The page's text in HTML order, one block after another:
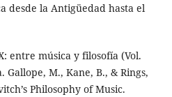
desde la Antigüedad hasta el
entre música y filosofía (Vol.
Gallope, M., Kane, B., & Rings,
Philosophy of Music.